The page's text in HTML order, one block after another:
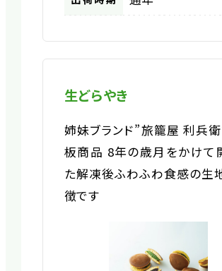
生どらやき
姉妹ブランド”旅籠屋 利兵
板商品 8年の歳月をかけて
た解凍後ふわふわ食感の生
徴です